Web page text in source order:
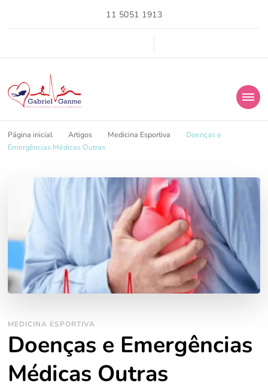
11 5051 1913
medicina esportiva
Página inicial Artigos Medicina Esportiva
Doenças e
Emergências Médicas Outras
MEDICINA ESPORTIVA
Doenças e Emergências
Médicas Outras